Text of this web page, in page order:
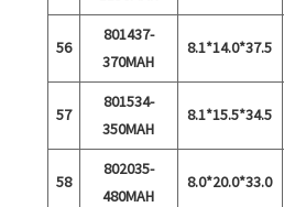
56
801437-
370MAH
8.1*14.0*37.5
57
801534-
350MAH
8.1*15.5*34.5
58
802035-
480MAH
8.0*20.0*33.0